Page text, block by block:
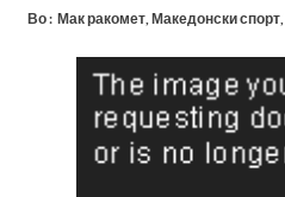
Во : Мак ракомет, Македонски спорт,